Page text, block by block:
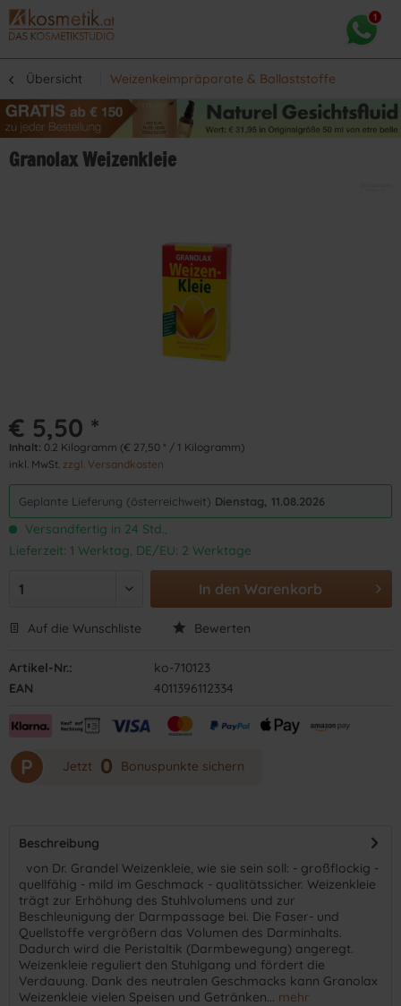
Übersicht Weizenkeimpräparate & Ballaststoffe
Granolax Weizenkleie
€ 5,50 *
Inhalt: 0.2 Kilogramm (€ 27,50 * / 1 Kilogramm)
inkl. MwSt. zzgl. Versandkosten
Geplante Lieferung (österreichweit) Dienstag, 11.08.2026
Versandfertig in 24 Std.,
Lieferzeit: 1 Werktag, DE/EU: 2 Werktage
In den Warenkorb
Auf die Wunschliste Bewerten
Artikel-Nr.:
ko-710123
EAN
4011396112334
P Jetzt 0 Bonuspunkte sichern
Beschreibung
​ von Dr. Grandel Weizenkleie, wie sie sein soll: - großflockig -
quellfähig - mild im Geschmack - qualitätssicher. Weizenkleie
trägt zur Erhöhung des Stuhlvolumens und zur
Beschleunigung der Darmpassage bei. Die Faser- und
Quellstoffe vergrößern das Volumen des Darminhalts.
Dadurch wird die Peristaltik (Darmbewegung) angeregt.
Weizenkleie reguliert den Stuhlgang und fördert die
Verdauung. Dank des neutralen Geschmacks kann Granolax
Weizenkleie vielen Speisen und Getränken... mehr